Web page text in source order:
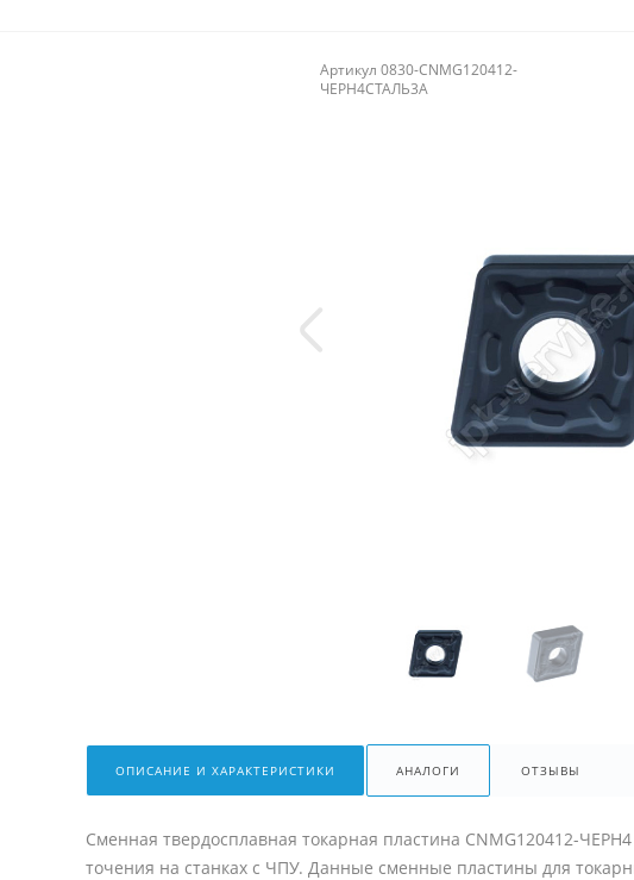
Артикул0830-CNMG120412-
ЧЕРН4СТАЛЬ3А
ОПИСАНИЕ И ХАРАКТЕРИСТИКИ АНАЛОГИ ОТЗЫВЫ
Сменная твердосплавная токарная пластина CNMG120412-
точения на станках с ЧПУ. Данные сменные пластины для